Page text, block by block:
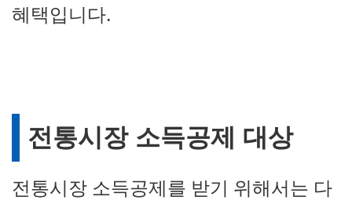
혜택입니다.
전통시장 소득공제 대상
전통시장 소득공제를 받기 위해서는 다